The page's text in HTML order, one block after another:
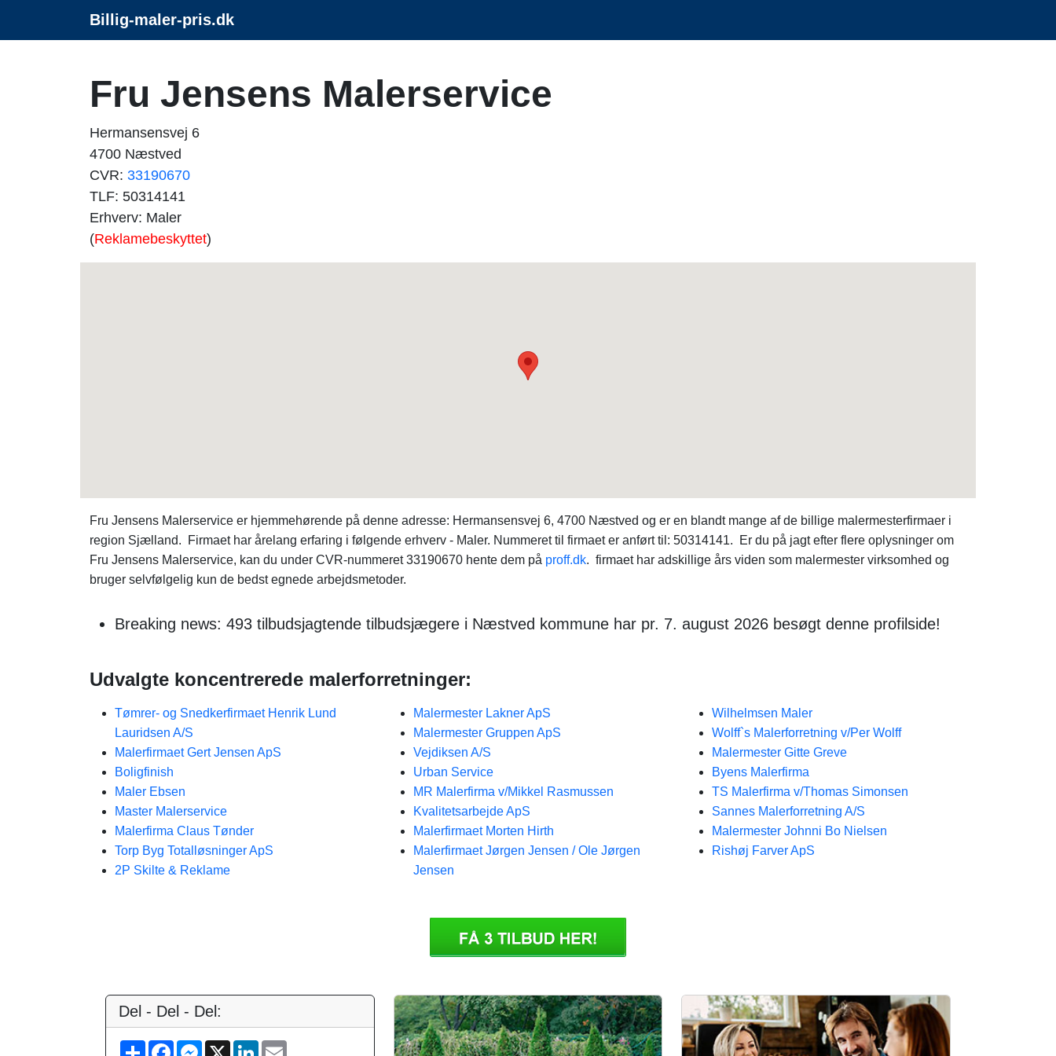
Billig-maler-pris.dk
Fru Jensens Malerservice
Hermansensvej 6
4700 Næstved
CVR: 33190670
TLF: 50314141
Erhverv: Maler
(Reklamebeskyttet)
Fru Jensens Malerservice er hjemmehørende på denne adresse: Hermansensvej 6, 4700 Næstved og er en blandt mange af de billige malermesterfirmaer i
region Sjælland. Firmaet har årelang erfaring i følgende erhverv - Maler. Nummeret til firmaet er anført til: 50314141. Er du på jagt efter flere oplysninger om
Fru Jensens Malerservice, kan du under CVR-nummeret 33190670 hente dem på proff.dk. firmaet har adskillige års viden som malermester virksomhed og
bruger selvfølgelig kun de bedst egnede arbejdsmetoder.
Breaking news: 493 tilbudsjagtende tilbudsjægere i Næstved kommune har pr. 7. august 2026 besøgt denne profilside!
Udvalgte koncentrerede malerforretninger:
Tømrer- og Snedkerfirmaet Henrik Lund
Lauridsen A/S
Malerfirmaet Gert Jensen ApS
Boligfinish
Maler Ebsen
Master Malerservice
Malerfirma Claus Tønder
Torp Byg Totalløsninger ApS
2P Skilte & Reklame
Malermester Lakner ApS
Malermester Gruppen ApS
Vejdiksen A/S
Urban Service
MR Malerfirma v/Mikkel Rasmussen
Kvalitetsarbejde ApS
Malerfirmaet Morten Hirth
Malerfirmaet Jørgen Jensen / Ole Jørgen
Jensen
Wilhelmsen Maler
Wolff`s Malerforretning v/Per Wolff
Malermester Gitte Greve
Byens Malerfirma
TS Malerfirma v/Thomas Simonsen
Sannes Malerforretning A/S
Malermester Johnni Bo Nielsen
Rishøj Farver ApS
Del - Del - Del:
S
F
M
X
L